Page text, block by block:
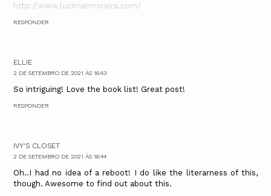
http://www.lucimarmoreira.com/
RESPONDER
ELLIE
2 DE SETEMBRO DE 2021 ÀS 16:43
So intriguing! Love the book list! Great post!
RESPONDER
IVY'S CLOSET
2 DE SETEMBRO DE 2021 ÀS 16:44
Oh..I had no idea of a reboot! I do like the literarness of this,
though. Awesome to find out about this.